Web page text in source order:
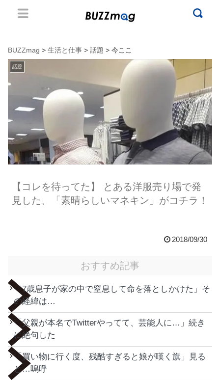
BUZZmag > 生活と仕事 > 話題 > 今ここ
話題
【コレを待ってた】 とある洋服売り場で発
見した、「素晴らしいマネキン」がコチラ！
2018/09/30
おすすめ記事
「7歳息子が家の中で窒息して命を落としかけた」そ
の経緯は…
「父親が本名でTwitterやってて、芸能人に…」続き
に絶句した
「買い物に行く度、残酷すぎると娘が嘆く旗」見る
と…嗚呼